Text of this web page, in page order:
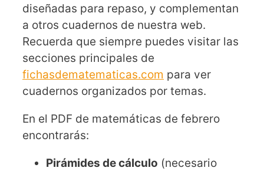
diseñadas para repaso, y complementan
a otros cuadernos de nuestra web.
Recuerda que siempre puedes visitar las
secciones principales de
fichasdematematicas.com para ver
cuadernos organizados por temas.
En el PDF de matemáticas de febrero
encontrarás:
Pirámides de cálculo (necesario